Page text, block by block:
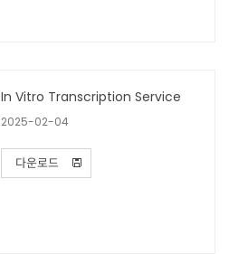
In Vitro Transcription Service
2025-02-04
다운로드